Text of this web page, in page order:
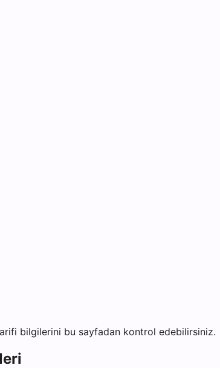
bilgilerini bu sayfadan kontrol edebilirsiniz.